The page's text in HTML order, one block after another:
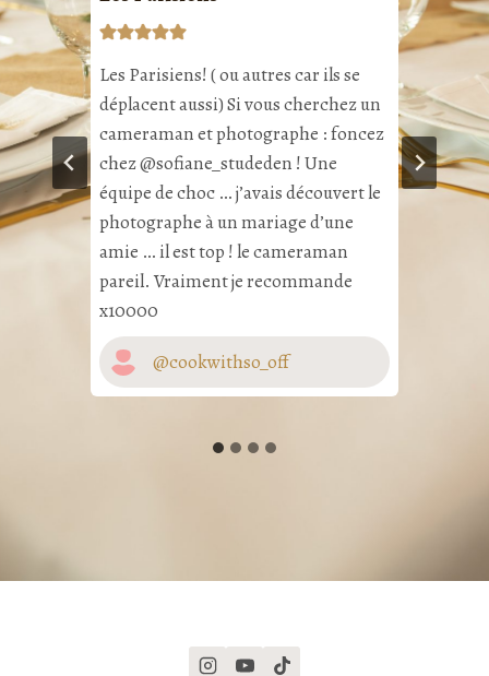
les
faire
Les Parisiens! ( ou autres car ils se
déplacent aussi) Si vous cherchez un
cameraman et photographe : foncez
chez @sofiane_studeden ! Une
équipe de choc … j’avais découvert le
photographe à un mariage d’une
amie … il est top ! le cameraman
pareil. Vraiment je recommande
x10000
@cookwithso_off
fais